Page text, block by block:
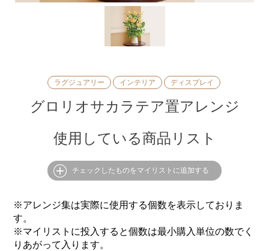
ラグジュアリー インテリア ディスプレイ
グロリオサカラテア置アレンジ
使用している商品リスト
チェックしたものをマイリストに追加する
※アレンジ集は実際に使用する個数を表示しておりま
す。
※マイリストに投入すると個数は最小購入単位の数でく
りあがって入ります。